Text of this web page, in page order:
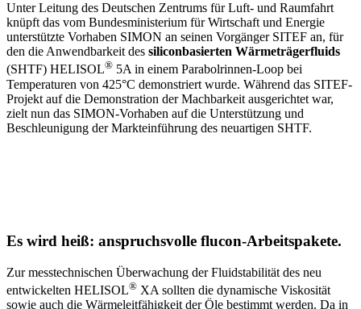
Unter Leitung des Deutschen Zentrums für Luft- und Raumfahrt
knüpft das vom Bundesministerium für Wirtschaft und Energie
unterstützte Vorhaben SIMON an seinen Vorgänger SITEF an, für
den die Anwendbarkeit des siliconbasierten Wärmeträgerfluids
(SHTF) HELISOL® 5A in einem Parabolrinnen-Loop bei
Temperaturen von 425°C demonstriert wurde. Während das SITEF-
Projekt auf die Demonstration der Machbarkeit ausgerichtet war,
zielt nun das SIMON-Vorhaben auf die Unterstützung und
Beschleunigung der Markteinführung des neuartigen SHTF.
Es wird heiß: anspruchsvolle flucon-Arbeitspakete.
Zur messtechnischen Überwachung der Fluidstabilität des neu
entwickelten HELISOL® XA sollten die dynamische Viskosität
sowie auch die Wärmeleitfähigkeit der Öle bestimmt werden. Da in